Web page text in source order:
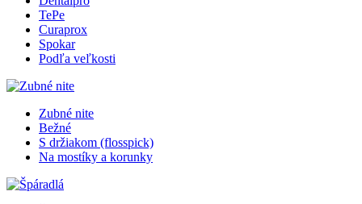
TePe
Curaprox
Spokar
Podľa veľkosti
Zubné nite
Bežné
S držiakom (flosspick)
Na mostíky a korunky